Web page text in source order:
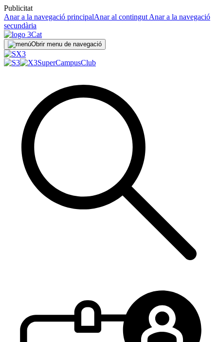
Publicitat
Anar a la navegació principalAnar al contingut Anar a la navegació
secundària
Obrir menu de navegació
SuperCampusClub